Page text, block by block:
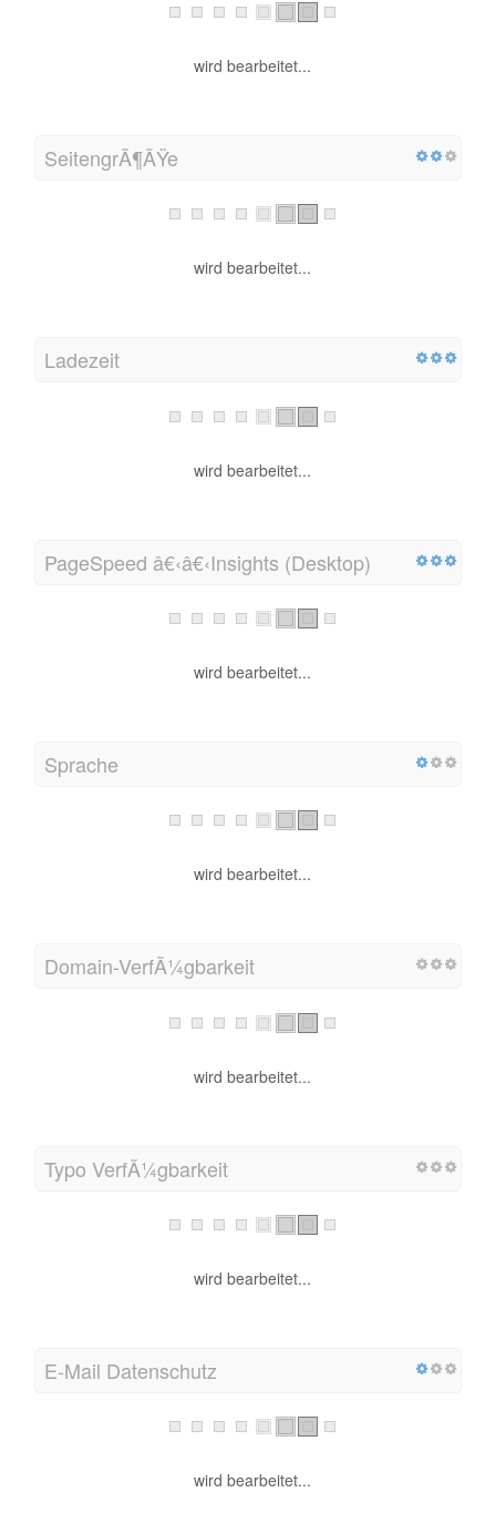
wird bearbeitet...
SeitengrÃ¶ÃŸe
wird bearbeitet...
Ladezeit
wird bearbeitet...
PageSpeed â€‹â€‹Insights (Desktop)
wird bearbeitet...
Sprache
wird bearbeitet...
Domain-VerfÃ¼gbarkeit
wird bearbeitet...
Typo VerfÃ¼gbarkeit
wird bearbeitet...
E-Mail Datenschutz
wird bearbeitet...